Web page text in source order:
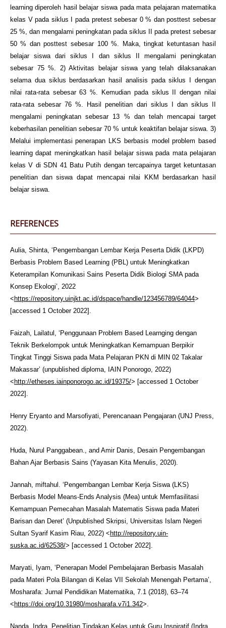
learning diperoleh hasil belajar siswa pada mata pelajaran matematika
kelas V pada siklus I pada pretest sebesar 0 % dan posttest sebesar
25 %, dan mengalami peningkatan pada siklus II pada pretest sebesar
50 % dan posttest sebesar 100 %. Maka, tingkat ketuntasan hasil
belajar siswa dari siklus I dan siklus II mengalami peningkatan
sebesar 75 %. 2) Aktivitas belajar siswa yang telah dilaksanakan
selama dua siklus berdasarkan hasil analisis pada siklus I dengan
nilai rata-rata sebesar 63 %. Kemudian pada siklus II dengan nilai
rata-rata sebesar 76 %. Hasil penelitian dari siklus I dan siklus II
mengalami peningkatan sebesar 13 % dan telah mencapai target
keberhasilan penelitian sebesar 70 % untuk keaktifan belajar siswa. 3)
Melalui implementasi penerapan LKS berbasis model problem based
learning dapat meningkatkan hasil belajar siswa pada mata pelajaran
kelas V di SDN 41 Batu Putih dengan tercapainya target ketuntasan
penelitian dan siswa dapat mencapai nilai KKM berdasarkan hasil
belajar siswa.
REFERENCES
Aulia, Shinta, ‘Pengembangan Lembar Kerja Peserta Didik (LKPD)
Berbasis Problem Based Learning (PBL) untuk Meningkatkan
Keterampilan Komunikasi Sains Peserta Didik Biologi SMA pada
Konsep Ekologi’, 2022
< https://repository.uinjkt.ac.id/dspace/handle/123456789/64044>
[accessed 1 October 2022].
Faizah, Lailatul, ‘Penggunaan Problem Based Learnging dengan
Teknik Berkelompok untuk Meningkatkan Kemampuan Berpikir
Tingkat Tinggi Siswa pada Mata Pelajaran PKN di MIN 02 Takalar
Makassar’ (unpublished diploma, IAIN Ponorogo, 2022)
< http://etheses.iainponorogo.ac.id/19375/> [accessed 1 October
2022].
Henry Eryanto and Marsofiyati, Perencanaan Pengajaran (UNJ Press,
2022).
Huda, Nurul Panggabean., and Amir Danis, Desain Pengembangan
Bahan Ajar Berbasis Sains (Yayasan Kita Menulis, 2020).
Jannah, miftahul. ‘Pengembangan Lembar Kerja Siswa (LKS)
Berbasis Model Means-Ends Analysis (Mea) untuk Memfasilitasi
Kemampuan Pemecahan Masalah Matematis Siswa pada Materi
Barisan dan Deret’ (Unpublished Skripsi, Universitas Islam Negeri
Sultan Syarif Kasim Riau, 2022) < http://repository.uin-
suska.ac.id/62538/> [accessed 1 October 2022].
Maryati, Iyam, ‘Penerapan Model Pembelajaran Berbasis Masalah
pada Materi Pola Bilangan di Kelas VII Sekolah Menengah Pertama’,
Mosharafa: Jurnal Pendidikan Matematika, 7.1 (2018), 63–74
< https://doi.org/10.31980/mosharafa.v7i1.342>.